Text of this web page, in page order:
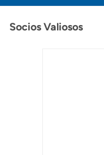
Socios Valiosos